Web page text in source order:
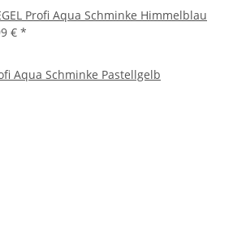
Profi Aqua Schminke Himmelblau
€ *